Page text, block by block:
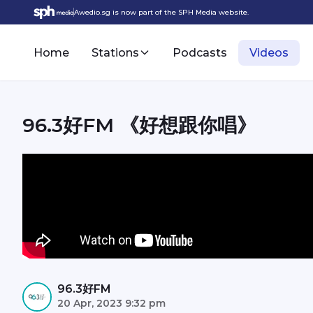
Awedio.sg is now part of the SPH Media website.
Home Stations Podcasts Videos
96.3好FM 《好想跟你唱》
96.3好FM
20 Apr, 2023 9:32 pm